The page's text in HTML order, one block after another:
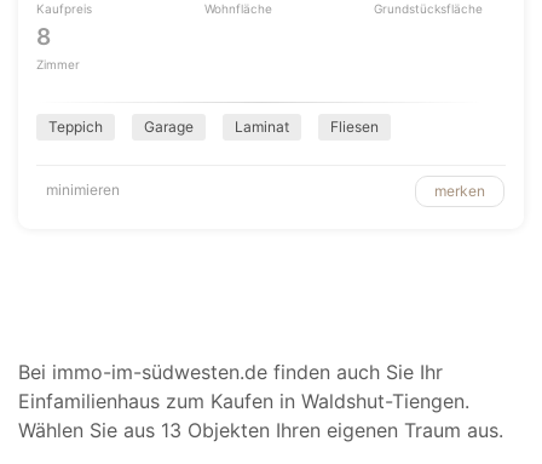
Kaufpreis Wohnfläche Grundstücksfläche
8
Zimmer
Teppich Garage Laminat Fliesen
minimieren merken
Bei immo-im-südwesten.de finden auch Sie Ihr
Einfamilienhaus zum Kaufen in Waldshut-Tiengen.
Wählen Sie aus 13 Objekten Ihren eigenen Traum aus.